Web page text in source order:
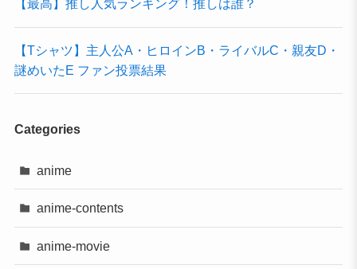
【最高】推し人気ランキング！推しは誰？
【Tシャツ】主人公A・ヒロインB・ライバルC・親友D・
謎めいたE ファン投票結果
Categories
anime
anime-contents
anime-movie